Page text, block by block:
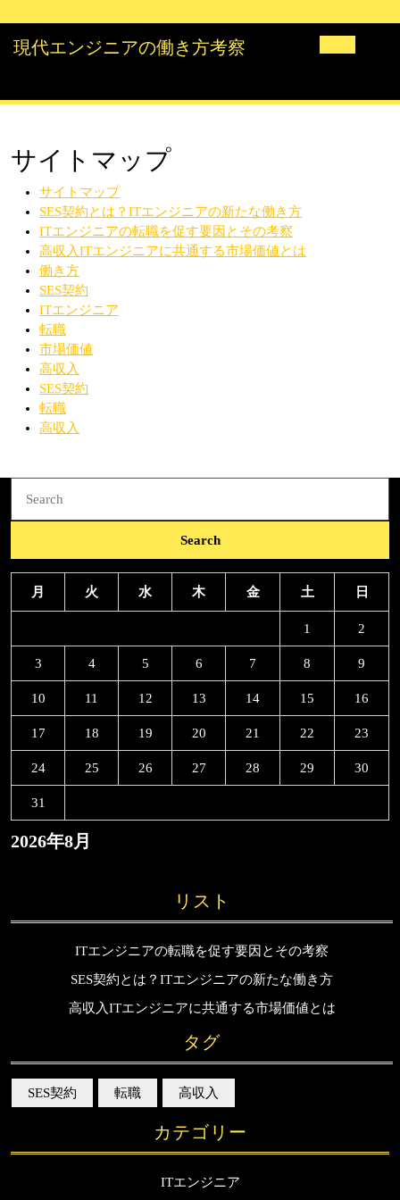
content
現代エンジニアの働き方考察
サイトマップ
サイトマップ
SES契約とは？ITエンジニアの新たな働き方
ITエンジニアの転職を促す要因とその考察
高収入ITエンジニアに共通する市場価値とは
働き方
SES契約
ITエンジニア
転職
市場価値
高収入
SES契約
転職
高収入
for:
2026年8月
月 火 水 木 金 土 日
1 2
3 4 5 6 7 8 9
10 11 12 13 14 15 16
17 18 19 20 21 22 23
24 25 26 27 28 29 30
31
リスト
ITエンジニアの転職を促す要因とその考察
SES契約とは？ITエンジニアの新たな働き方
高収入ITエンジニアに共通する市場価値とは
タグ
SES契約 転職 高収入
カテゴリー
ITエンジニア